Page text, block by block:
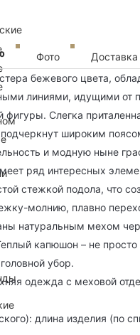
Фото
Доставка
бежевого цвета,
линиями, идущими от
фигуры. Слегка
широким
и модную ныне
ряд интересных
стежкой подола, что
молнию, плавно
натуральным мехом
капюшон – не просто
убор.
одежда с меховой
длина изделия (по